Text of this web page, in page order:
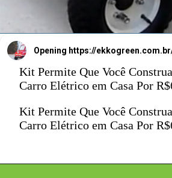
lo.
Opening
Kit Permite Que Você
Carro Elétrico em Casa Por
Kit Permite Que Você
Carro Elétrico em Casa Por